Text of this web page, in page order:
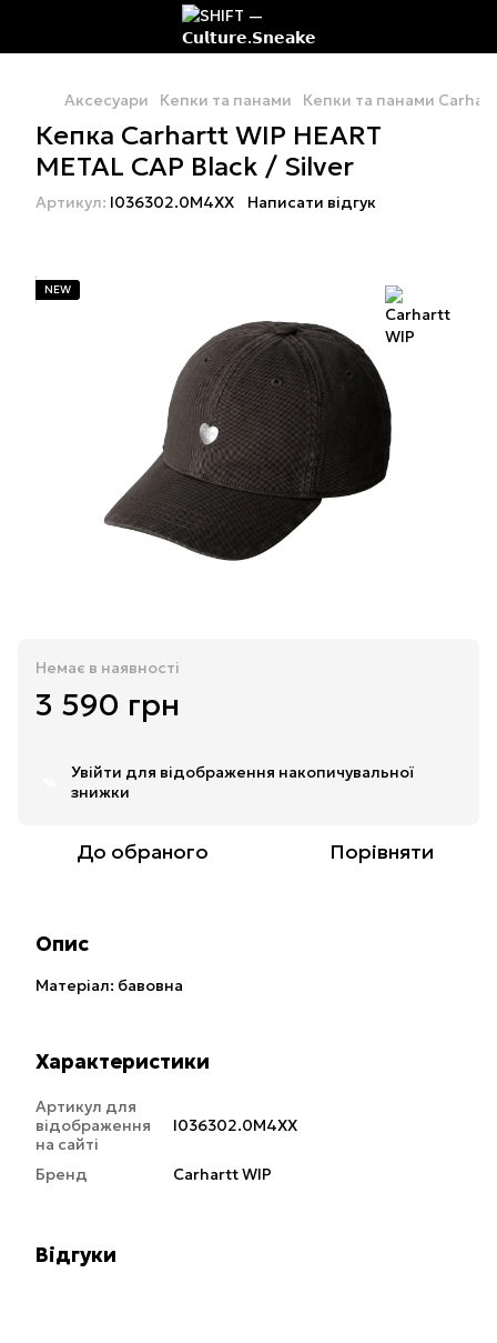
Аксесуари Кепки та панами Кепки та панами
Кепка Carhartt WIP HEART
METAL CAP Black / Silver
Артикул: I036302.0M4XX Написати відгук
NEW
Немає в наявності
3 590 грн
Увійти для відображення накопичувальної
знижки
До обраного Порівняти
Опис
Матеріал: бавовна
Характеристики
Артикул для
відображення
на сайті
I036302.0M4XX
Бренд Carhartt WIP
Відгуки